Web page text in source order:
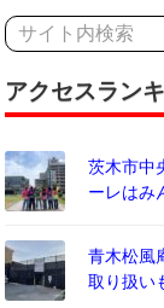
アクセスラン
茨木市中
ーレはみ
青木松風
取り扱い